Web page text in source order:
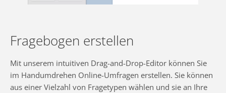
Fragebogen erstellen
Mit unserem intuitiven Drag-and-Drop-Editor können Sie
im Handumdrehen Online-Umfragen erstellen. Sie können
aus einer Vielzahl von Fragetypen wählen und sie an Ihre